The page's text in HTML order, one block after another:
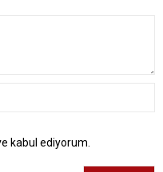
kabul ediyorum.